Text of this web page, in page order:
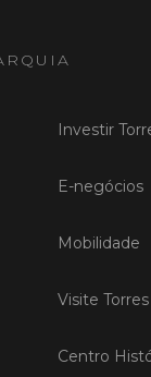
Investir
E-negócios
Mobilidade
Visite
Centro